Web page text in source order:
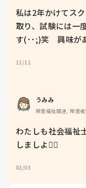
私は2年かけてス
取り、試験には一
す(･･;)笑　興味が
11/11
うみみ
障害福祉関連, 障害
わたしも社会福祉
しましよ🙇‍♀️
02/03